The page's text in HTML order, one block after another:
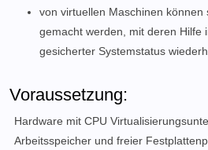
von virtuellen Maschinen können
gemacht werden, mit deren Hilfe
gesicherter Systemstatus
Voraussetzung:
Hardware mit CPU
Arbeitsspeicher und freier